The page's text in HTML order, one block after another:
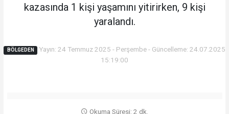
kazasında 1 kişi yaşamını yitirirken, 9 kişi
yaralandı.
BÖLGEDEN
Yayın: 24 Temmuz 2025 - Perşembe - Güncelleme: 24.07.2025
15:19:00
Okuma Süresi: 2 dk.